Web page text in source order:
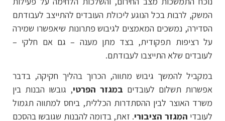
המשק, לרבות בכל הנוגע ליכולת העובדים להתייצב לעבודתם
הסדירה, נמשכים המאמצים לגיבוש פתרונות שיאפשרו שמירה
על רציפות תפקודית, בצד מתן מענה – גם אם חלקי –
לעובדים שלא התייצבו לעבודתם.
במקביל להמשך גיבוש מתווה, הכרוך בהליך חקיקה, בדבר
אפשרות תשלום לעובדים במגזר הפרטי, גובשו הבנות בין
משרד האוצר לבין ההסתדרות הכללית, ביחס למתווה תגמול
לעובדי המגזר הציבורי. זאת, בדומה להבנות שגובשו בהסכם